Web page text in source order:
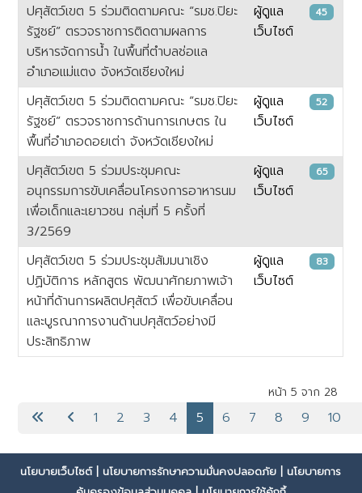
ปศุสัตว์เขต 5 ร่วมติดตามคณะ “รมช.ปิยะ
รัฐชย์” ตรวจราชการติดตามผลการ
บริหารจัดการน้ำ ในพื้นที่ตำบลช่อแล
อำเภอแม่แตง จังหวัดเชียงใหม่
ผู้ดูแล
เว็บไซต์
45
ปศุสัตว์เขต 5 ร่วมติดตามคณะ “รมช.ปิยะ
รัฐชย์” ตรวจราชการด้านการเกษตร ใน
พื้นที่อำเภอดอยเต่า จังหวัดเชียงใหม่
ผู้ดูแล
เว็บไซต์
52
ปศุสัตว์เขต 5 ร่วมประชุมคณะ
อนุกรรมการขับเคลื่อนโครงการอาหารนม
เพื่อเด็กและเยาวชน กลุ่มที่ 5 ครั้งที่
3/2569
ผู้ดูแล
เว็บไซต์
65
ปศุสัตว์เขต 5 ร่วมประชุมสัมมนาเชิง
ปฏิบัติการ หลักสูตร พัฒนาศักยภาพเจ้า
หน้าที่ด้านการผลิตปศุสัตว์ เพื่อขับเคลื่อน
และบูรณาการงานด้านปศุสัตว์อย่างมี
ประสิทธิภาพ
ผู้ดูแล
เว็บไซต์
83
หน้า 5 จาก 28
1 2 3 4 5 6 7 8 9 10
นโยบายเว็บไซต์| นโยบายการรักษาความมั่นคงปลอดภัย
นโยบายการ